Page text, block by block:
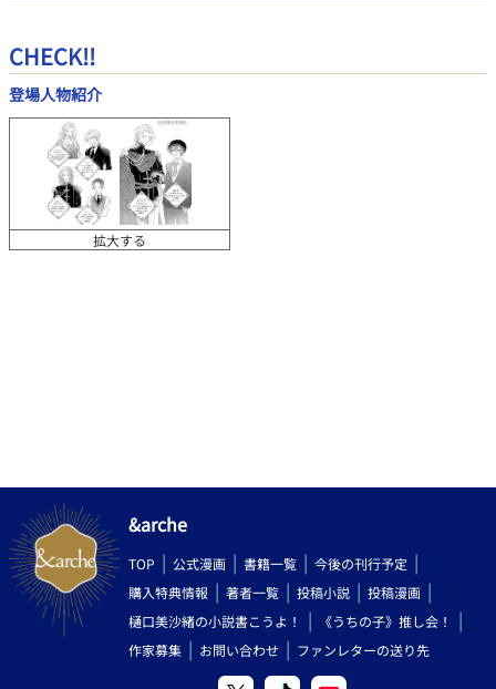
CHECK!!
登場人物紹介
拡大する
&arche
TOP 公式漫画 書籍一覧
今後の刊行予定
購入特典情報
著者一覧 投稿小説
投稿漫画
樋口美沙緒の小説書こうよ！
《うちの子》推し会！
作家募集
お問い合わせ ファンレターの送り先